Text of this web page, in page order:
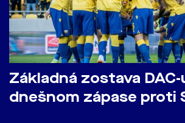
Základná zostava DAC-
dnešnom zápase proti